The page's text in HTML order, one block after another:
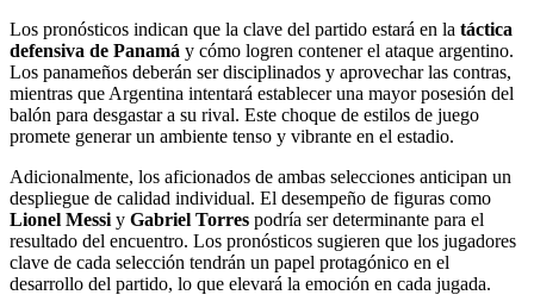
Los pronósticos indican que la clave del partido estará en la táctica
defensiva de Panamá y cómo logren contener el ataque argentino.
Los panameños deberán ser disciplinados y aprovechar las contras,
mientras que Argentina intentará establecer una mayor posesión del
balón para desgastar a su rival. Este choque de estilos de juego
promete generar un ambiente tenso y vibrante en el estadio.
Adicionalmente, los aficionados de ambas selecciones anticipan un
despliegue de calidad individual. El desempeño de figuras como
Lionel Messi y Gabriel Torres podría ser determinante para el
resultado del encuentro. Los pronósticos sugieren que los jugadores
clave de cada selección tendrán un papel protagónico en el
desarrollo del partido, lo que elevará la emoción en cada jugada.